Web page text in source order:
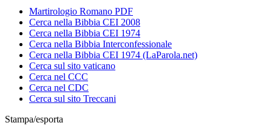
Martirologio Romano PDF
Cerca nella Bibbia CEI 2008
Cerca nella Bibbia CEI 1974
Cerca nella Bibbia Interconfessionale
Cerca nella Bibbia CEI 1974 (LaParola.net)
Cerca sul sito vaticano
Cerca nel CCC
Cerca nel CDC
Cerca sul sito Treccani
Stampa/esporta